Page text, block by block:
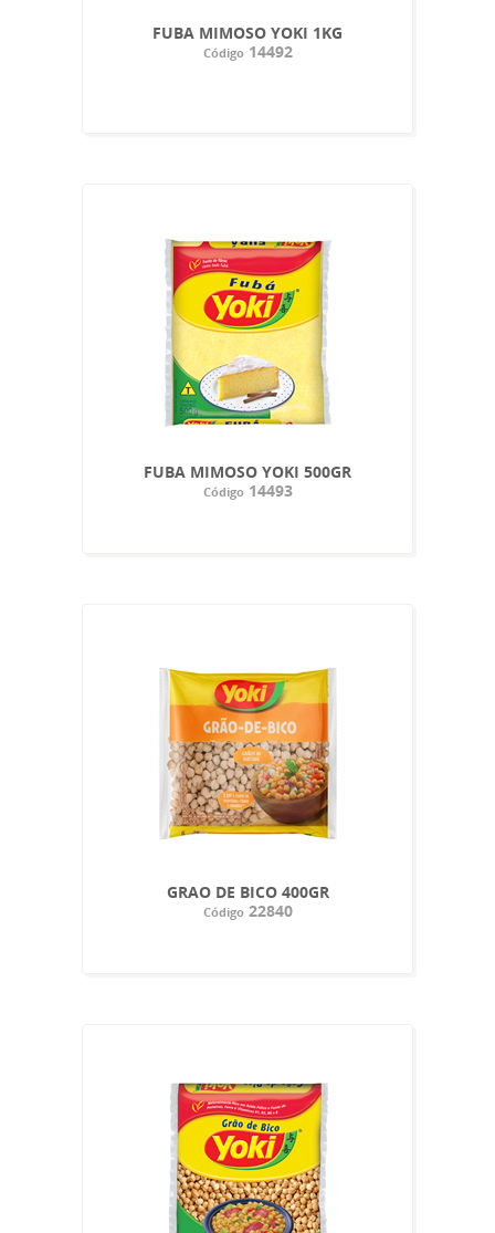
FUBA MIMOSO YOKI 1KG
Código14492
FUBA MIMOSO YOKI 500GR
Código14493
GRAO DE BICO 400GR
Código22840